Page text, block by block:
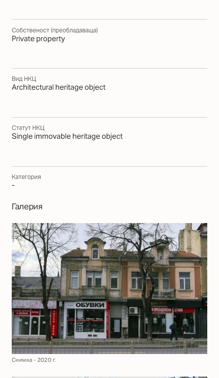
Собственост (преобладаваща)
Private property
Вид НКЦ
Architectural heritage object
Статут НКЦ
Single immovable heritage object
Категория
-
Галерия
Снимка - 2020 г.